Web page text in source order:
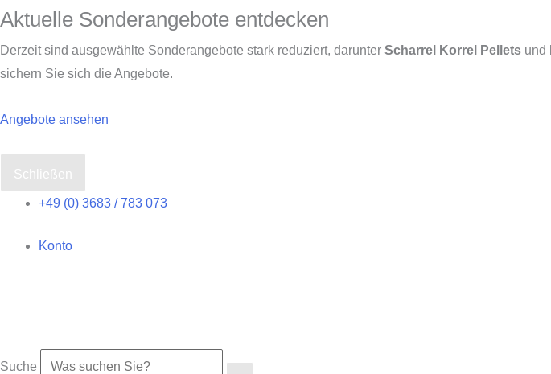
Aktuelle Sonderangebote entdecken
Derzeit sind ausgewählte Sonderangebote stark reduziert, darunter Scharrel Korrel Pellets und
sichern Sie sich die Angebote.
Angebote ansehen
Schließen
springen
+49 (0) 3683 / 783 073
Konto
Suche